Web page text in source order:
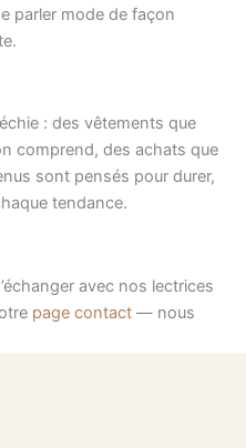
parler mode de façon
: des vêtements que
comprend, des achats que
sont pensés pour durer,
tendance.
avec nos lectrices
page contact — nous